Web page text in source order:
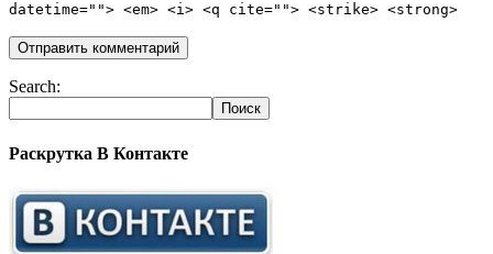
datetime=""> <em> <i> <q cite=""> <strike> <strong>
Search:
Раскрутка В Контакте